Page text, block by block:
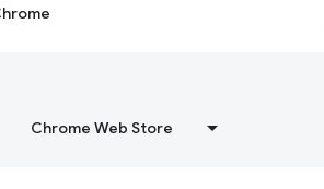
Chrome Web Store